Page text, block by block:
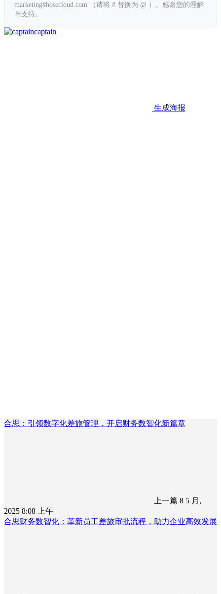
marketing#hosecloud.com （请将 # 替换为 @ ）。感谢您的理解
与支持。
captain
生成海报
合思：引领数字化差旅管理，开启财务数智化新篇章
上一篇 8 5 月,
2025 8:08 上午
合思财务数智化：革新员工差旅审批流程，助力企业高效发展